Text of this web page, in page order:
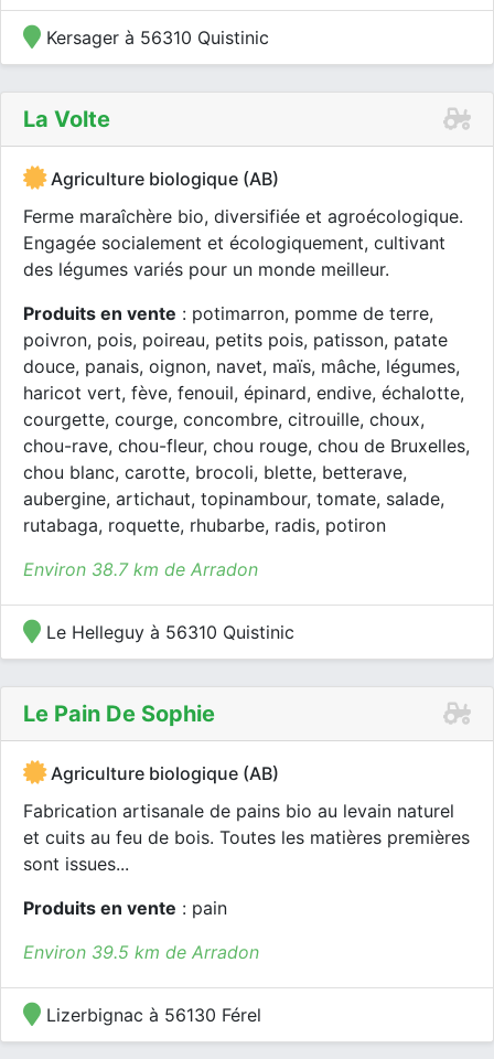
Kersager à 56310 Quistinic
La Volte
Agriculture biologique (AB)
Ferme maraîchère bio, diversifiée et agroécologique.
Engagée socialement et écologiquement, cultivant
des légumes variés pour un monde meilleur.
Produits en vente : potimarron, pomme de terre,
poivron, pois, poireau, petits pois, patisson, patate
douce, panais, oignon, navet, maïs, mâche, légumes,
haricot vert, fève, fenouil, épinard, endive, échalotte,
courgette, courge, concombre, citrouille, choux,
chou-rave, chou-fleur, chou rouge, chou de Bruxelles,
chou blanc, carotte, brocoli, blette, betterave,
aubergine, artichaut, topinambour, tomate, salade,
rutabaga, roquette, rhubarbe, radis, potiron
Environ 38.7 km de Arradon
Le Helleguy à 56310 Quistinic
Le Pain De Sophie
Agriculture biologique (AB)
Fabrication artisanale de pains bio au levain naturel
et cuits au feu de bois. Toutes les matières premières
sont issues...
Produits en vente : pain
Environ 39.5 km de Arradon
Lizerbignac à 56130 Férel